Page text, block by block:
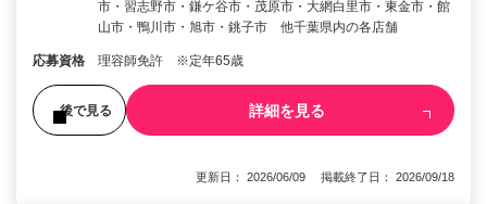
市・習志野市・鎌ケ谷市・茂原市・大網白里市・東金市・館
山市・鴨川市・旭市・銚子市 他千葉県内の各店舗
応募資格 理容師免許 ※定年65歳
後で見る 詳細を見る
更新日： 2026/06/09 掲載終了日： 2026/09/18